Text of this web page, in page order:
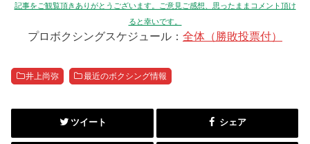
記事をご観覧頂きありがとうございます。ご意見ご感想、思ったままコメント頂け
ると幸いです。
プロボクシングスケジュール： 全体（勝敗投票付）
井上尚弥 最近のボクシング情報
ツイート シェア